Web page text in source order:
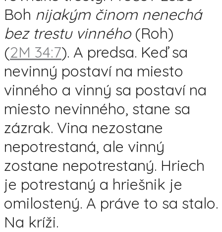
Boh nijakým činom nenechá
bez trestu vinného(Roh)
(2M 34:7). A predsa. Keď sa
nevinný postaví na miesto
vinného a vinný sa postaví na
miesto nevinného, stane sa
zázrak. Vina nezostane
nepotrestaná, ale vinný
zostane nepotrestaný. Hriech
je potrestaný a hriešnik je
omilostený. A práve to sa stalo.
Na kríži.